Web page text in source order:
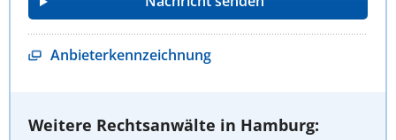
Anbieterkennzeichnung
Weitere Rechtsanwälte in Hamburg: